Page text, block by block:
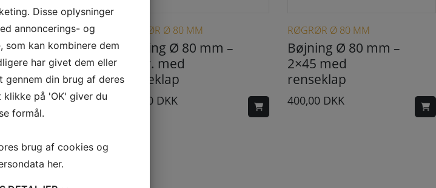
80 MM
80 mm –
RØGRØR Ø 80 MM
Bøjning Ø 80 mm –
45 gr. med
renseklap
375,00 DKK
RØGRØR Ø 80 MM
Bøjning Ø 80 mm –
2×45 med
renseklap
400,00 DKK
Disse oplysninger
annoncerings- og
som kan kombinere dem
har givet dem eller
gennem din brug af deres
klikke på 'OK' giver du
formål.
brug af cookies og
her.